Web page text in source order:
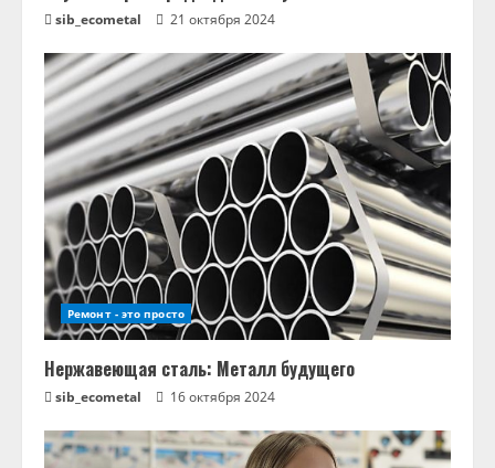
sib_ecometal 21 октября 2024
Ремонт - это просто
Нержавеющая сталь: Металл будущего
sib_ecometal 16 октября 2024